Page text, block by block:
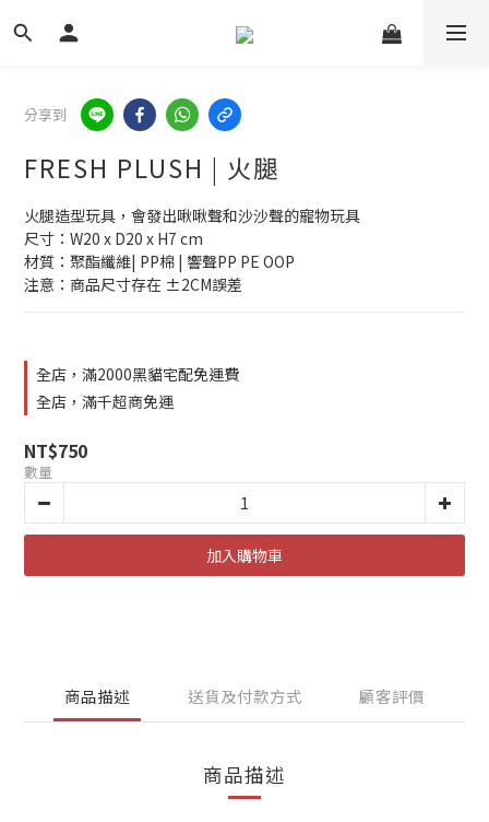
分享到
FRESH PLUSH | 火腿
火腿造型玩具，會發出啾啾聲和沙沙聲的寵物玩具
尺寸：W20 x D20 x H7 cm
材質：聚酯纖維| PP棉 | 響聲PP PE OOP
注意：商品尺寸存在 ±2CM誤差
全店，滿2000黑貓宅配免運費
全店，滿千超商免運
NT$750
數量
加入購物車
商品描述 送貨及付款方式 顧客評價
商品描述